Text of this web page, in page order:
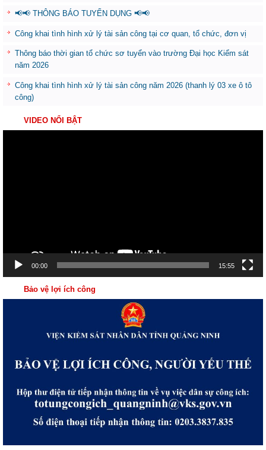
📢📢 THÔNG BÁO TUYỂN DỤNG 📢📢
Công khai tình hình xử lý tài sản công tại cơ quan, tổ chức, đơn vị
Thông báo thời gian tổ chức sơ tuyển vào trường Đại học Kiểm sát
năm 2026
Công khai tình hình xử lý tài sản công năm 2026 (thanh lý 03 xe ô tô
công)
VIDEO NỔI BẬT
00:00 15:55
Bảo vệ lợi ích công